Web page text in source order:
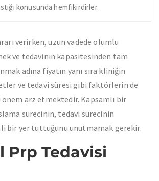
konusunda hemfikirdirler.
verirken, uzun vadede olumlu
ve tedavinin kapasitesinden tam
adına fiyatın yanı sıra kliniğin
ve tedavi süresi gibi faktörlerin de
arz etmektedir. Kapsamlı bir
sürecinin, tedavi sürecinin
bir yer tuttuğunu unutmamak gerekir.
Prp Tedavisi